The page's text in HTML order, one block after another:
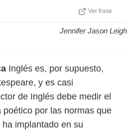
Ver frase
Jennifer Jason Leigh
Inglés es, por supuesto,
y es casi
de Inglés debe medir el
por las normas que
implantado en su